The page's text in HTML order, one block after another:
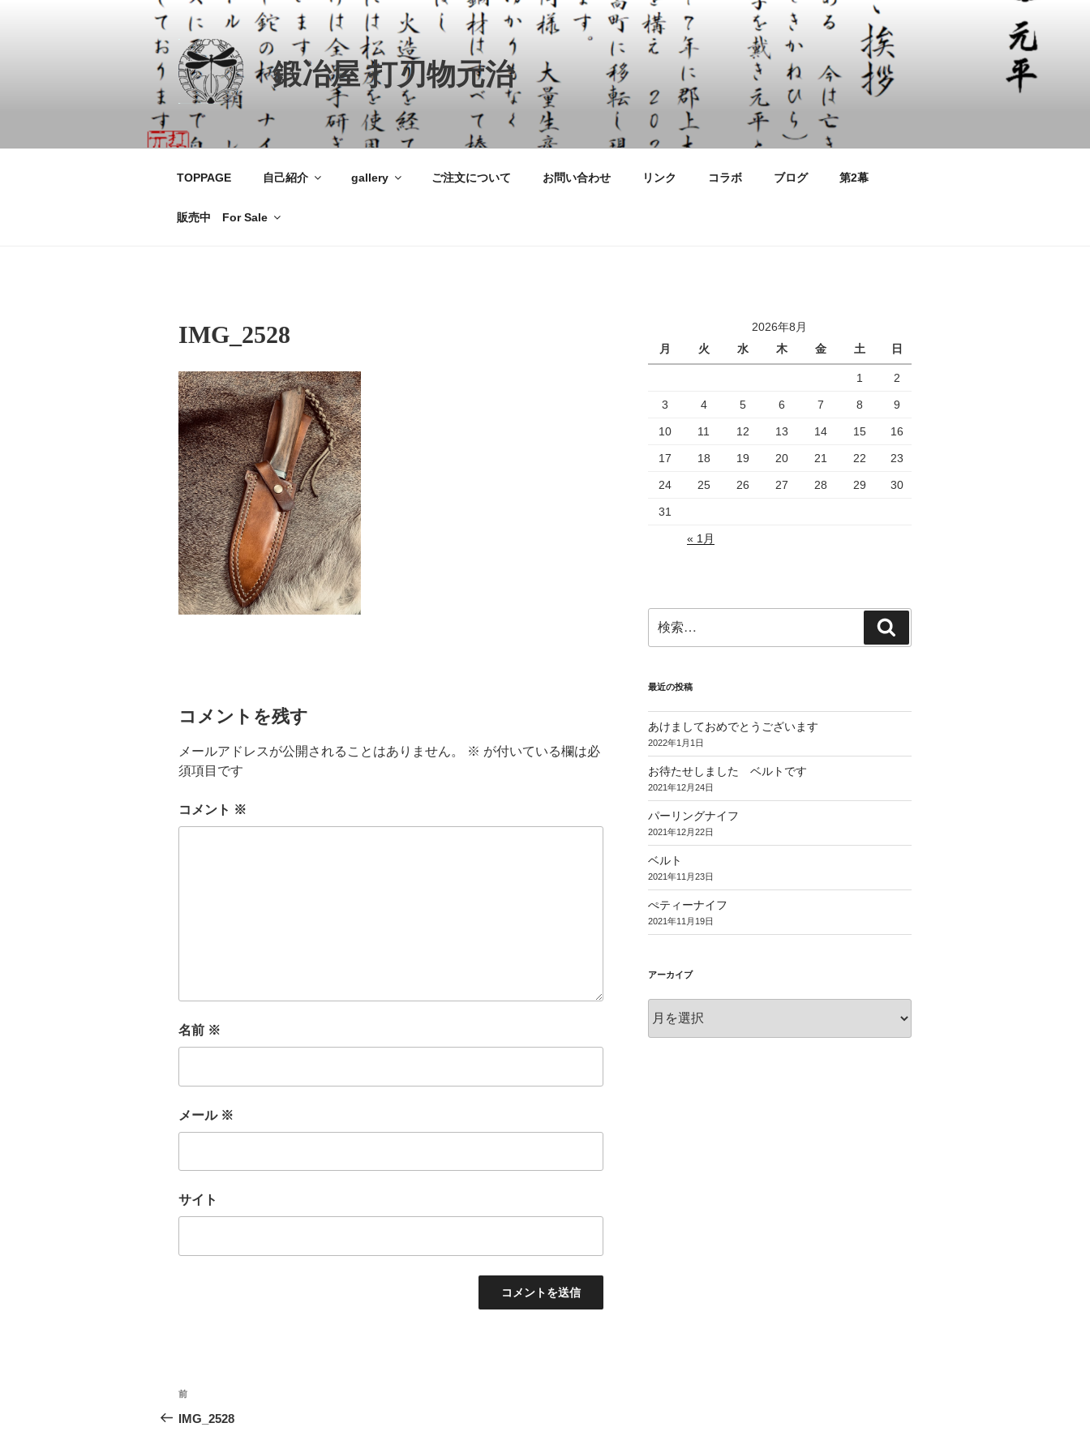
鍛冶屋 打刃物元治
TOPPAGE 自己紹介 gallery ご注文について お問い合わせ リンク コラボ ブログ 第2幕
販売中 For Sale
IMG_2528
コメントを残す
メールアドレスが公開されることはありません。 ※ が付いている欄は必
須項目です
コメント ※
名前 ※
メール ※
サイト
投
稿
前
の
前
IMG_2528
2026年8月
月
火 水 木 金 土 日
1 2
3 4 5 6 7 8 9
10 11 12 13 14 15 16
17 18 19 20 21 22 23
24 25 26 27 28 29 30
31
« 1月
索:
索
最近の投稿
あけましておめでとうございます
2022年1月1日
お待たせしました ベルトです
2021年12月24日
パーリングナイフ
2021年12月22日
ベルト
2021年11月23日
ぺティーナイフ
2021年11月19日
アーカイブ
ー